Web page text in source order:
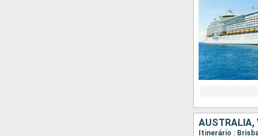
AUSTRALIA,
Itinerário :